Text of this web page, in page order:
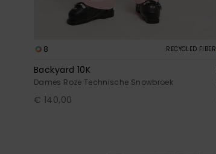
8 RECYCLED FIBER
Backyard 10K
Dames Roze Technische Snowbroek
€ 140,00